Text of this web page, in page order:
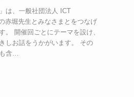
は、一般社団法人 ICT
赤堀先生とみなさまとをつなげ
。 開催回ごとにテーマを設け、
しお話をうかがいます。 その
含…